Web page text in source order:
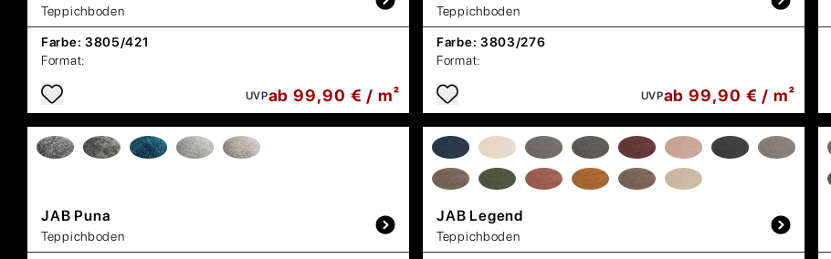
Teppichboden
Farbe: 3805/421
Format:
UVPab 99,90 € / m²
Teppichboden
Farbe: 3803/276
Format:
UVPab 99,90 € / m²
JAB Puna
Teppichboden
JAB Legend
Teppichboden